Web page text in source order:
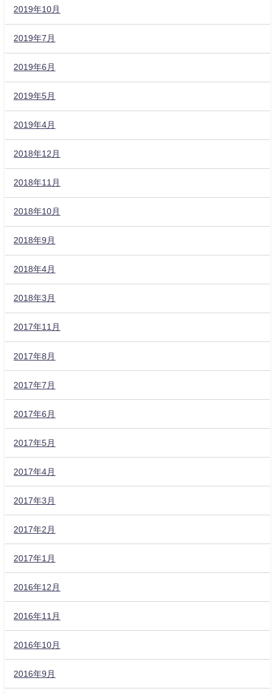
2019年10月
2019年7月
2019年6月
2019年5月
2019年4月
2018年12月
2018年11月
2018年10月
2018年9月
2018年4月
2018年3月
2017年11月
2017年8月
2017年7月
2017年6月
2017年5月
2017年4月
2017年3月
2017年2月
2017年1月
2016年12月
2016年11月
2016年10月
2016年9月